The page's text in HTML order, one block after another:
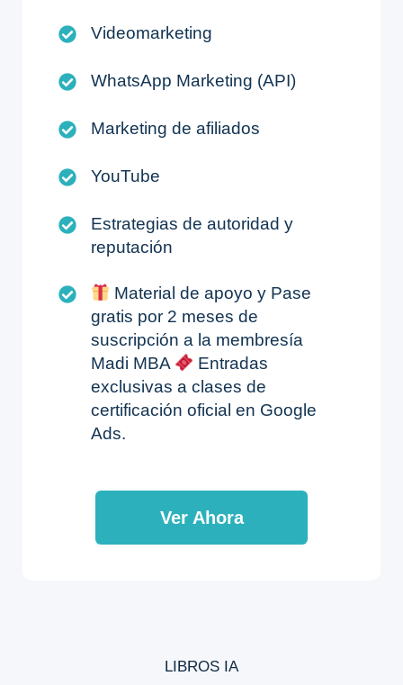
Videomarketing
WhatsApp Marketing (API)
Marketing de afiliados
YouTube
Estrategias de autoridad y
reputación
Material de apoyo y Pase
gratis por 2 meses de
suscripción a la membresía
Madi MBA
Entradas
exclusivas a clases de
certificación oficial en Google
Ads.
Ver Ahora
LIBROS IA